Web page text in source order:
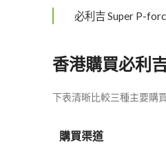
必利吉 Super P-
香港購買必利
下表清晰比較三種主要購
購買渠道